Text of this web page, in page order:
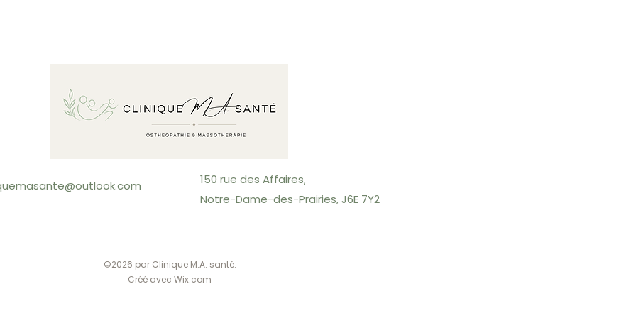
150 rue des Affaires,
Notre-Dame-des-Prairies, J6E 7Y2
©2026 par Clinique M.A. santé.
Créé avec Wix.com